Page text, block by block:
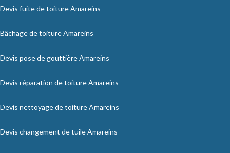
Devis fuite de toiture Amareins
Bâchage de toiture Amareins
Devis pose de gouttière Amareins
Devis réparation de toiture Amareins
Devis nettoyage de toiture Amareins
Devis changement de tuile Amareins